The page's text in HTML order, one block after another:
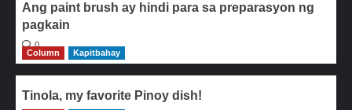
Ang paint brush ay hindi para sa preparasyon ng
pagkain
0
Column
Kapitbahay
Tinola, my favorite Pinoy dish!